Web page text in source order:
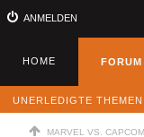
ANMELDEN
HOME FORUM
UNERLEDIGTE THEMEN
MARVEL VS.